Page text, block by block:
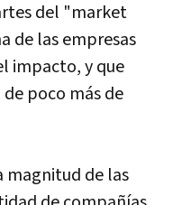
del "market
de las empresas
impacto, y que
poco más de
magnitud de las